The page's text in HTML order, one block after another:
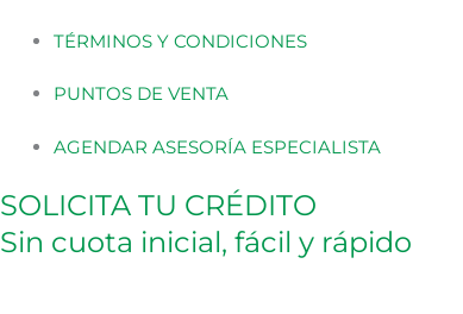
TÉRMINOS Y CONDICIONES
PUNTOS DE VENTA
AGENDAR ASESORÍA ESPECIALISTA
SOLICITA TU CRÉDITO
Sin cuota inicial, fácil y rápido